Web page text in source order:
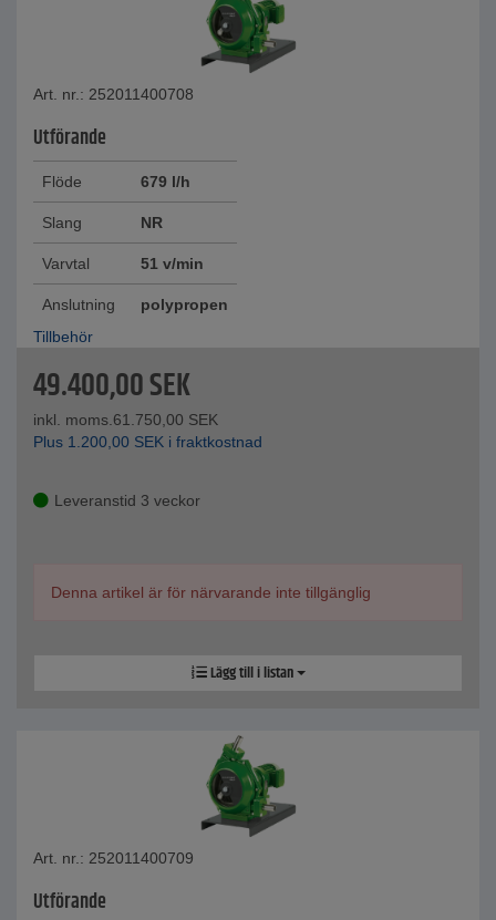
Art. nr.: 252011400708
Utförande
Flöde 679 l/h
Slang NR
Varvtal 51 v/min
Anslutning
polypropen
Tillbehör
49.400,00SEK
inkl. moms.61.750,00 SEK
Plus 1.200,00 SEK i fraktkostnad
Leveranstid 3 veckor
Denna artikel är för närvarande inte tillgänglig
Lägg till i listan
Art. nr.: 252011400709
Utförande